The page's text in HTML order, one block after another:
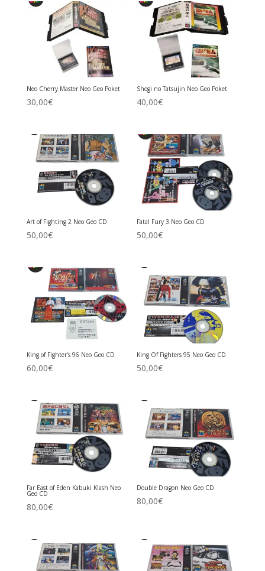
Neo Cherry Master Neo Geo Poket
30,00€
Shogi no Tatsujin Neo Geo Poket
40,00€
Art of Fighting 2 Neo Geo CD
50,00€
Fatal Fury 3 Neo Geo CD
50,00€
King of Fighter’s 96 Neo Geo CD
60,00€
King Of Fighters 95 Neo Geo CD
50,00€
Far East of Eden Kabuki Klash Neo
Geo CD
80,00€
Double Dragon Neo Geo CD
80,00€